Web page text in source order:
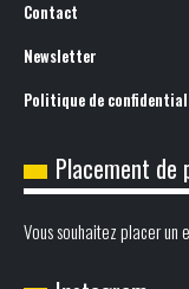
Contact
Newsletter
Politique de
Placement de
Vous souhaitez placer un